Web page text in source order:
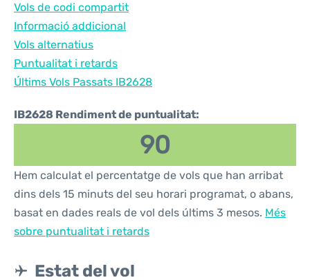
Vols de codi compartit
Informació addicional
Vols alternatius
Puntualitat i retards
Últims Vols Passats IB2628
IB2628 Rendiment de puntualitat:
90
Hem calculat el percentatge de vols que han arribat
dins dels 15 minuts del seu horari programat, o abans,
basat en dades reals de vol dels últims 3 mesos. Més
sobre puntualitat i retards
Estat del vol